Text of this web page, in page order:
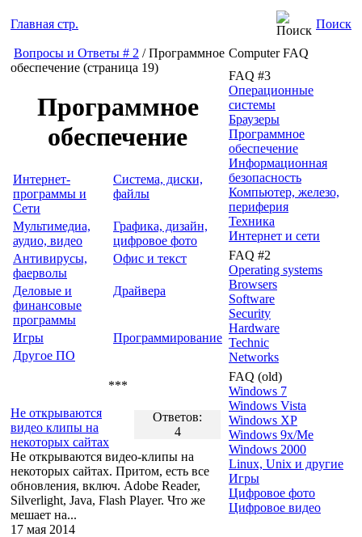
Главная стр. Поиск
Вопросы и Ответы # 2 / Программное
обеспечение (страница 19)
Программное
обеспечение
Интернет-
программы и
Сети
Система, диски,
файлы
Мультимедиа,
аудио, видео
Графика, дизайн,
цифровое фото
Антивирусы,
фаерволы
Офис и текст
Деловые и
финансовые
программы
Драйвера
Игры
Программирование
Другое ПО
***
Ответов:
4
Не открываются
видео клипы на
некоторых сайтах
Не открываются видео-клипы на
некоторых сайтах. Притом, есть все
обновления, включ. Adobe Reader,
Silverlight, Java, Flash Player. Что же
мешает на...
17 мая 2014
Computer FAQ
FAQ #3
Операционные
системы
Браузеры
Программное
обеспечение
Информационная
безопасность
Компьютер, железо,
периферия
Техника
Интернет и сети
FAQ #2
Operating systems
Browsers
Software
Security
Hardware
Technic
Networks
FAQ (old)
Windows 7
Windows Vista
Windows XP
Windows 9x/Me
Windows 2000
Linux, Unix и другие
Игры
Цифровое фото
Цифровое видео